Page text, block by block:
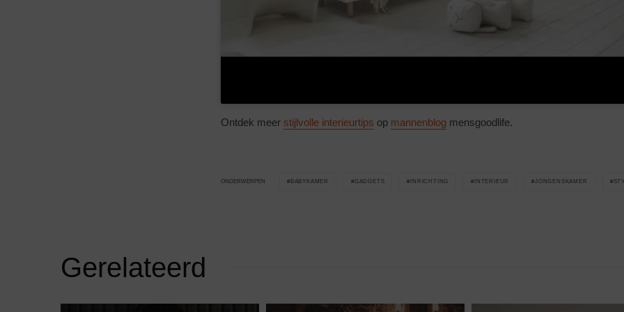
Ontdek meer stijlvolle interieurtips op mannenblog mensgoodlife.
ONDERWERPEN BABYKAMER GADGETS INRICHTING INTERIEUR JONGENSKAMER
Gerelateerd